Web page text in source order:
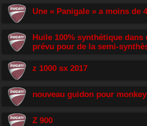
Une « Panigale » a moins de
Huile 100% synthétique dans
prévu pour de la semi-
z 1000 sx 2017
nouveau guidon pour
Z 900